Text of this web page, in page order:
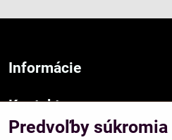
Informácie
Kontakt
Sídlo firmy :
Predvoľby súkromia